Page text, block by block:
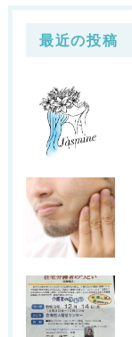
最近の投稿